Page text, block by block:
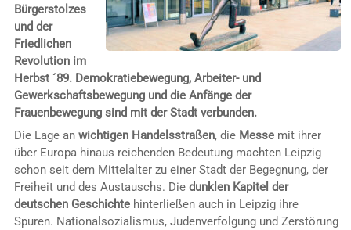
Bürgerstolzes
und der
Friedlichen
Revolution im
Herbst ´89. Demokratiebewegung, Arbeiter- und
Gewerkschaftsbewegung und die Anfänge der
Frauenbewegung sind mit der Stadt verbunden.
Die Lage an wichtigen Handelsstraßen, die Messemit ihrer
über Europa hinaus reichenden Bedeutung machten Leipzig
schon seit dem Mittelalter zu einer Stadt der Begegnung, der
Freiheit und des Austauschs. Die dunklen Kapitel der
deutschen Geschichtehinterließen auch in Leipzig ihre
Spuren. Nationalsozialismus, Judenverfolgung und Zerstörung